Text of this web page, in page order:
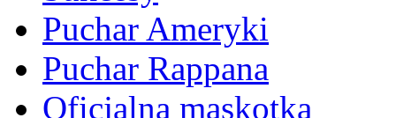
Puchar Ameryki
Puchar Rappana
Oficjalna maskotka